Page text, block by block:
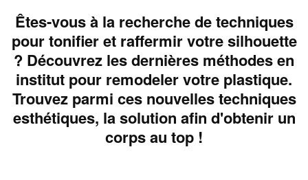
Êtes-vous à la recherche de techniques
pour tonifier et raffermir votre silhouette
? Découvrez les dernières méthodes en
institut pour remodeler votre plastique.
Trouvez parmi ces nouvelles techniques
esthétiques, la solution afin d'obtenir un
corps au top !